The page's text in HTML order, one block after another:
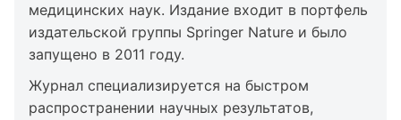
медицинских наук. Издание входит в портфель
издательской группы Springer Nature и было
запущено в 2011 году.
Журнал специализируется на быстром
распространении научных результатов,